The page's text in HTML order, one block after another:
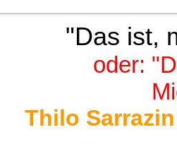
"Das ist,
oder:
Thilo